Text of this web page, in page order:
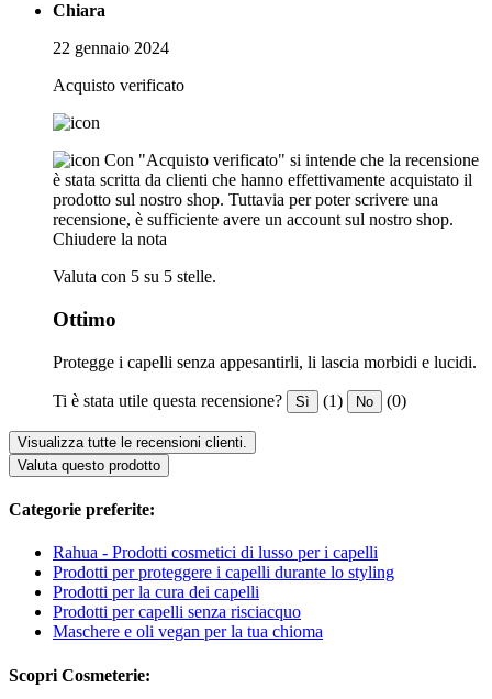
Chiara
22 gennaio 2024
Acquisto verificato
Con "Acquisto verificato" si intende che la recensione
è stata scritta da clienti che hanno effettivamente acquistato il
prodotto sul nostro shop. Tuttavia per poter scrivere una
recensione, è sufficiente avere un account sul nostro shop.
Chiudere la nota
Valuta con 5 su 5 stelle.
Ottimo
Protegge i capelli senza appesantirli, li lascia morbidi e lucidi.
Ti è stata utile questa recensione? Sì (1) No (0)
Visualizza tutte le recensioni clienti.
Valuta questo prodotto
Categorie preferite:
Rahua - Prodotti cosmetici di lusso per i capelli
Prodotti per proteggere i capelli durante lo styling
Prodotti per la cura dei capelli
Prodotti per capelli senza risciacquo
Maschere e oli vegan per la tua chioma
Scopri Cosmeterie: